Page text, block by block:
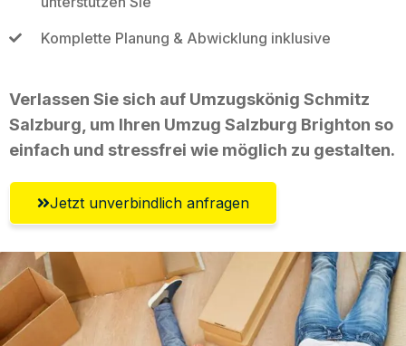
Komplette Planung & Abwicklung inklusive
Verlassen Sie sich auf Umzugskönig Schmitz
Salzburg, um Ihren Umzug Salzburg Brighton so
einfach und stressfrei wie möglich zu gestalten.
Jetzt unverbindlich anfragen